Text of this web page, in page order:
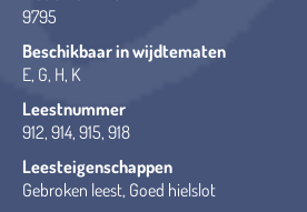
9795
Beschikbaar in wijdtematen
E, G, H, K
Leestnummer
912, 914, 915, 918
Leesteigenschappen
Gebroken leest, Goed hielslot